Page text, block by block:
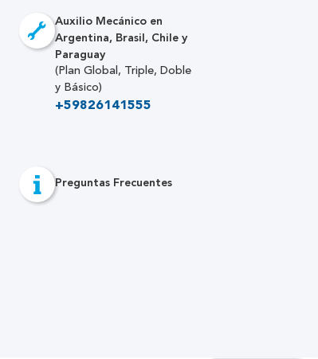
Auxilio Mecánico en
Argentina, Brasil, Chile y
Paraguay
(Plan Global, Triple, Doble
y Básico)
+59826141555
Preguntas Frecuentes